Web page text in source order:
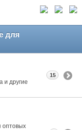
для
и другие
15
оптовых